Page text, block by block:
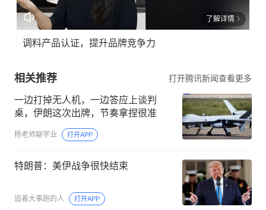
了解详情
调料产品认证，提升品牌竞争力
相关推荐 打开腾讯新闻查看更多
一边打掉无人机，一边答应上谈判
桌，伊朗这次出牌，节奏拿捏很准
杨老师聊学业 打开APP
特朗普：美伊战争很快结束
追着大事跑的人 打开APP